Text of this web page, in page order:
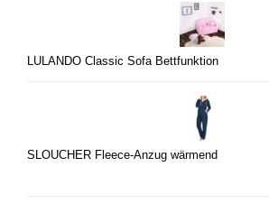
LULANDO Classic Sofa Bettfunktion
SLOUCHER Fleece-Anzug wärmend